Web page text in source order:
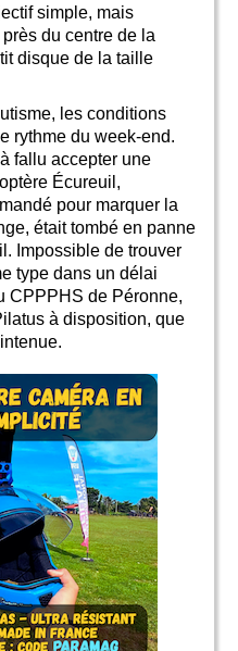
simple, mais
du centre de la
disque de la taille
les conditions
rythme du week-end.
fallu accepter une
Écureuil,
pour marquer la
était tombé en panne
Impossible de trouver
type dans un délai
CPPPHS de Péronne,
à disposition, que